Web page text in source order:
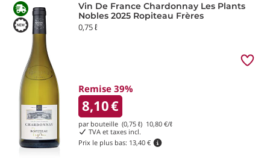
Vin De France Chardonnay Les Plants
Nobles 2025 Ropiteau Frères
0,75 ℓ
Remise 39%
8,10€
par bouteille (0,75 ℓ) 10,80 €/ℓ
TVA et taxes incl.
Prix le plus bas: 13,40 €